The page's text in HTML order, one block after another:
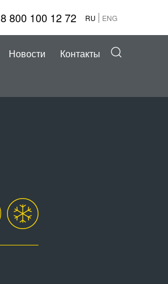
8 800 100 12 72 RU ENG
Новости
Контакты